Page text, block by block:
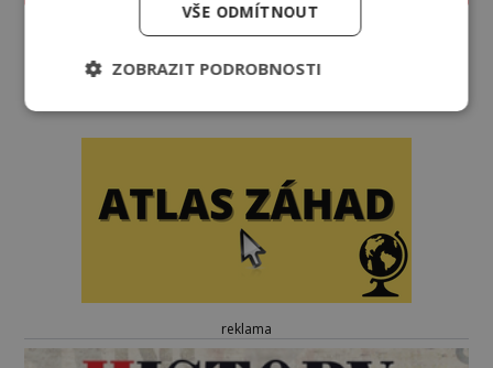
reklama
VŠE ODMÍTNOUT
ZOBRAZIT PODROBNOSTI